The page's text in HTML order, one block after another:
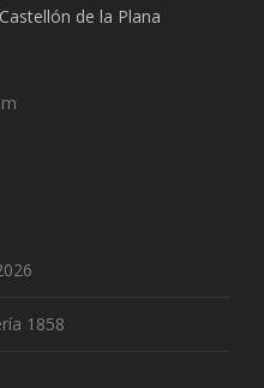
de la Plana
1858